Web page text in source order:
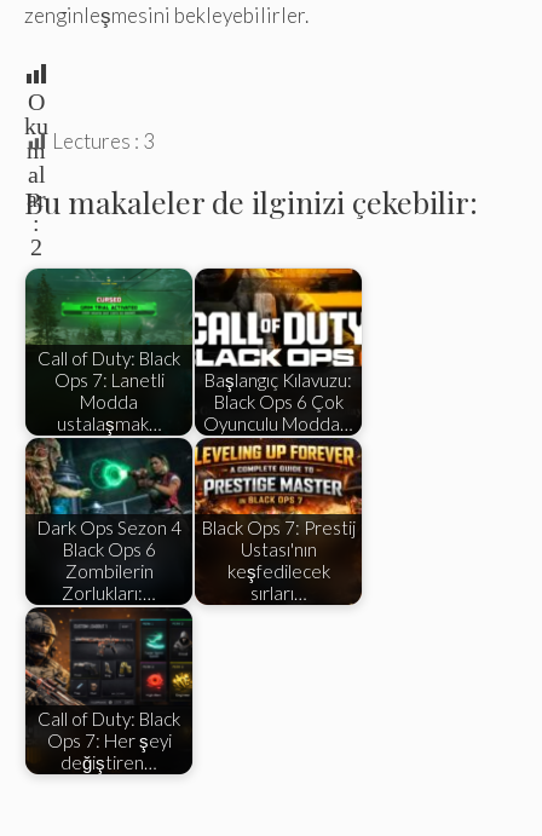
zenginleşmesini bekleyebilirler.
O
ku
m
al
ar
:
2
Lectures : 3
Bu makaleler de ilginizi çekebilir:
Call of Duty: Black
Ops 7: Lanetli
Modda
ustalaşmak…
Başlangıç ​​Kılavuzu:
Black Ops 6 Çok
Oyunculu Modda…
Dark Ops Sezon 4
Black Ops 6
Zombilerin
Zorlukları:…
Black Ops 7: Prestij
Ustası'nın
keşfedilecek
sırları…
Call of Duty: Black
Ops 7: Her şeyi
değiştiren…